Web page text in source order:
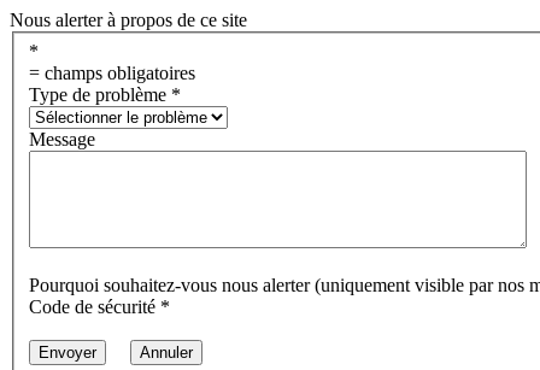
Nous alerter à propos de ce site
*
= champs obligatoires
Type de problème *
Message
Pourquoi souhaitez-vous nous alerter (uniquement visible par nos
Code de sécurité *